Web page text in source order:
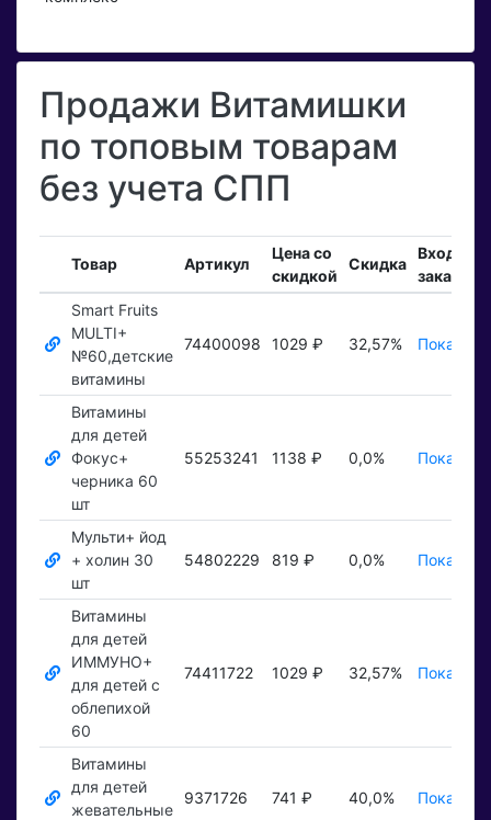
Продажи Витамишки
по топовым товарам
без учета СПП
Товар Артикул
Цена со
скидкой
Скидка
заказы
Smart Fruits
MULTI+
№60,детские
витамины
74400098 1029 ₽ 32,57%
Витамины
для детей
Фокус+
черника 60
шт
55253241 1138 ₽ 0,0%
Мульти+ йод
+ холин 30
шт
54802229 819 ₽ 0,0%
Витамины
для детей
ИММУНО+
для детей с
облепихой
60
74411722 1029 ₽ 32,57%
Витамины
для детей
жевательные
9371726 741 ₽ 40,0%